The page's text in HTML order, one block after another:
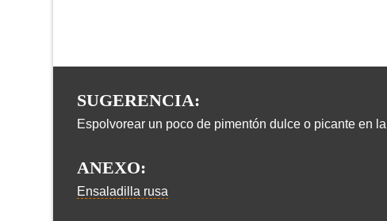
SUGERENCIA:
Espolvorear un poco de pimentón dulce o picante en
ANEXO:
Ensaladilla rusa